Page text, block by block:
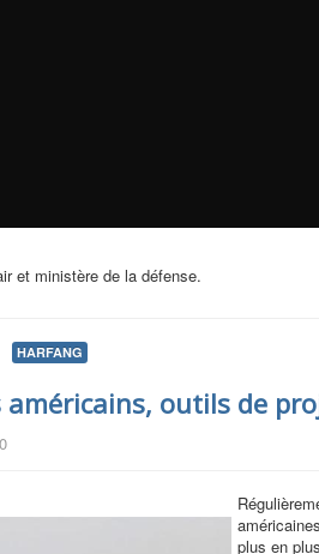
et ministère de la défense.
HARFANG
américains, outils de
plus en